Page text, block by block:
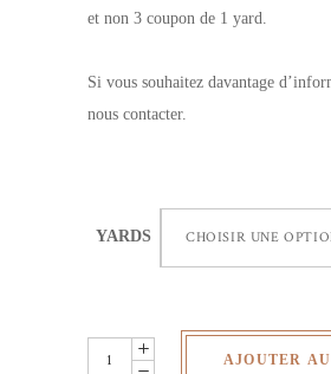
et non 3 coupon de 1 yard.
Si vous souhaitez davantage
nous contacter.
YARDS CHOISIR UNE
Wax
AJOUTER